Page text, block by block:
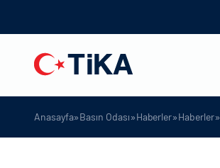
Anasayfa»Basın Odası»Haberler»Haberler»